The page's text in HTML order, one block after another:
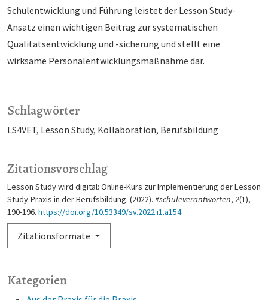
Schlagwörter
LS4VET Lesson Study Kollaboration Berufsbildung
Kategorien
Zitationsvorschlag
Lesson Study wird digital: Online-Kurs zur Implementierung der Lesson
Study-Praxis in der Berufsbildung. (2022). #schuleverantworten, 2(1),
190-196. https://doi.org/10.53349/sv.2022.i1.a154
Zitationsformate
Schulentwicklung und Führung leistet der Lesson Study-
Ansatz einen wichtigen Beitrag zur systematischen
Qualitätsentwicklung und -sicherung und stellt eine
wirksame Personalentwicklungsmaßnahme dar.